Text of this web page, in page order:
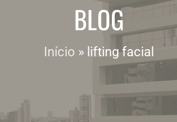
BLOG
Início » lifting facial